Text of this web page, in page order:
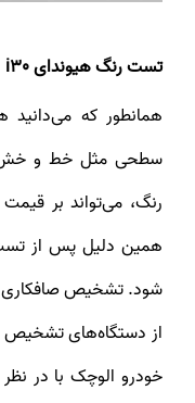
تست رنگ هیوندای i30
همانطور که
سطحی مثل خط و
همین دلیل پس از تست
شود. تشخیص صافکاری
از دستگاه‌های
خودرو الوچک با در